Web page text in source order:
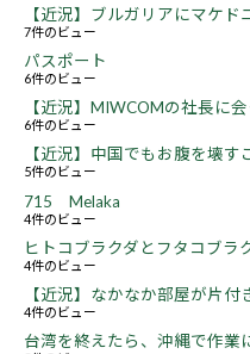
【近況】ブルガリアにマケ
7件のビュー
パスポート
6件のビュー
【近況】MIWCOMの社長に
6件のビュー
【近況】中国でもお腹を壊す
5件のビュー
715 Melaka
4件のビュー
ヒトコブラクダとフタコブラ
4件のビュー
【近況】なかなか部屋が片付
4件のビュー
台湾を終えたら、沖縄で作業